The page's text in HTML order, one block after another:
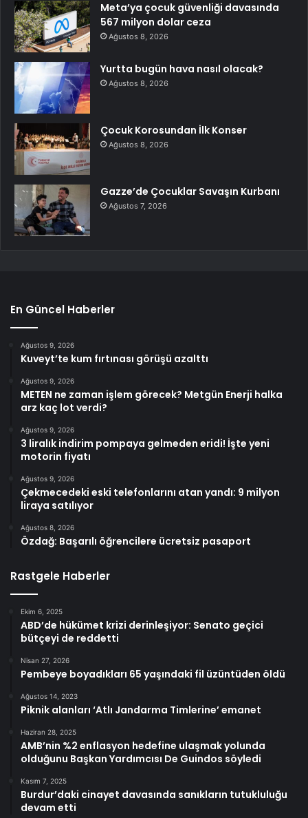
Meta’ya çocuk güvenliği davasında
567 milyon dolar ceza
Ağustos 8, 2026
Yurtta bugün hava nasıl olacak?
Ağustos 8, 2026
Çocuk Korosundan İlk Konser
Ağustos 8, 2026
Gazze’de Çocuklar Savaşın Kurbanı
Ağustos 7, 2026
En Güncel Haberler
Ağustos 9, 2026
Kuveyt’te kum fırtınası görüşü azalttı
Ağustos 9, 2026
METEN ne zaman işlem görecek? Metgün Enerji halka
arz kaç lot verdi?
Ağustos 9, 2026
3 liralık indirim pompaya gelmeden eridi! İşte yeni
motorin fiyatı
Ağustos 9, 2026
Çekmecedeki eski telefonlarını atan yandı: 9 milyon
liraya satılıyor
Ağustos 8, 2026
Özdağ: Başarılı öğrencilere ücretsiz pasaport
Rastgele Haberler
Ekim 6, 2025
ABD’de hükümet krizi derinleşiyor: Senato geçici
bütçeyi de reddetti
Nisan 27, 2026
Pembeye boyadıkları 65 yaşındaki fil üzüntüden öldü
Ağustos 14, 2023
Piknik alanları ‘Atlı Jandarma Timlerine’ emanet
Haziran 28, 2025
AMB’nin %2 enflasyon hedefine ulaşmak yolunda
olduğunu Başkan Yardımcısı De Guindos söyledi
Kasım 7, 2025
Burdur’daki cinayet davasında sanıkların tutukluluğu
devam etti